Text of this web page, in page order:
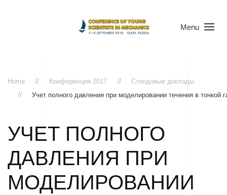
Menu
Home Конференция 2017
Стендовые доклады
Учет полного давления при моделировании течения в тонкой
УЧЕТ ПОЛНОГО
ДАВЛЕНИЯ ПРИ
МОДЕЛИРОВАНИИ